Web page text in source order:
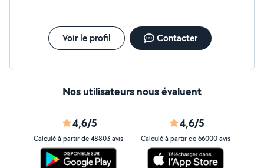
Voir le profil Contacter
Nos utilisateurs nous évaluent
4,6/5
Calculé à partir de 48803 avis
4,6/5
Calculé à partir de 66000 avis